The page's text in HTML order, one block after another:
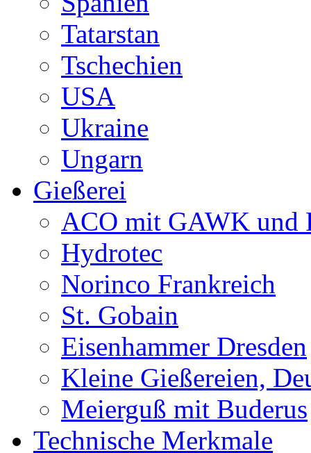
Tatarstan
Tschechien
USA
Ukraine
Ungarn
Gießerei
ACO mit GAWK und
Hydrotec
Norinco Frankreich
St. Gobain
Eisenhammer Dresden
Kleine Gießereien,
Meierguß mit Buderus
Technische Merkmale